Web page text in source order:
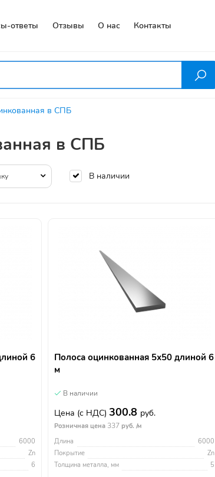
ответы Отзывы О нас Контакты
в СПБ
в СПБ
В наличии
6
6000
Zn
6
Полоса оцинкованная 5х50 длиной 6
м
В наличии
Цена (с НДС) 300.8 руб.
Розничная цена 337 руб. /м
Длина
6000
Покрытие
Zn
Толщина металла, мм
5